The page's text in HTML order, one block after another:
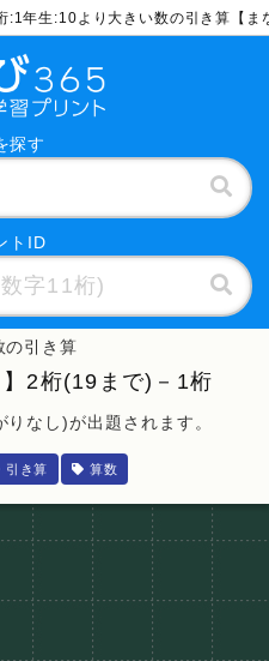
:1年生:10より大きい数の引き算【
探す
トID
の引き算
】2桁(19まで)－1桁
なし)が出題されます。
引き算 算数